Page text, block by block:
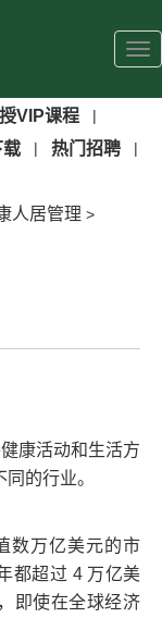
VIP课程 |
载 | 热门招聘 |
人居管理 >
康活动和生活方
的行业。
数万亿美元的市
都超过 4 万亿美
即使在全球经济